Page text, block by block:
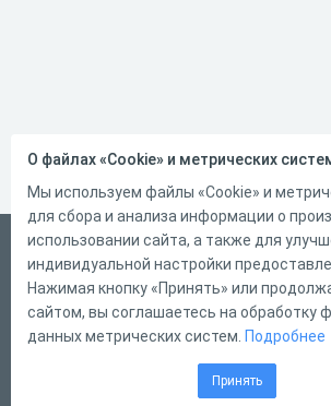
Русский
Справка
Форма обратной связи
О файлах «Cookie» и метрических
Мы используем файлы «Cookie» и
для сбора и анализа информации о
использовании сайта, а также для
индивидуальной настройки
Нажимая кнопку «Принять» или
сайтом, вы соглашаетесь на обработку
данных метрических систем. Подробнее
Принять